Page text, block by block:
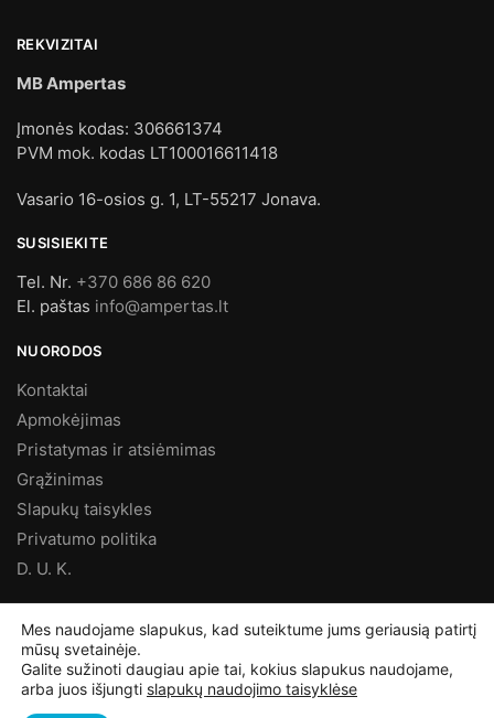
REKVIZITAI
MB Ampertas
Įmonės kodas: 306661374
PVM mok. kodas LT100016611418
Vasario 16-osios g. 1, LT-55217 Jonava.
SUSISIEKITE
Tel. Nr. +370 686 86 620
El. paštas info@ampertas.lt
NUORODOS
Kontaktai
Apmokėjimas
Pristatymas ir atsiėmimas
Grąžinimas
Slapukų taisykles
Privatumo politika
D. U. K.
©Ampertas.lt2025, Visos teisės saugomos
Mes naudojame slapukus, kad suteiktume jums geriausią patirtį
mūsų svetainėje.
Galite sužinoti daugiau apie tai, kokius slapukus naudojame,
arba juos išjungti slapukų naudojimo taisyklėse